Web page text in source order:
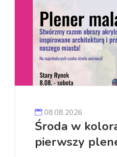
08.08.2026
Środa w
pierwszy